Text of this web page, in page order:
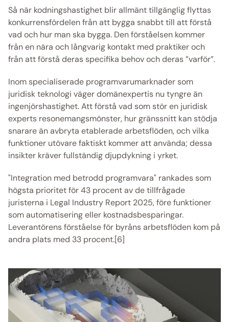
Så när kodningshastighet blir allmänt tillgänglig flyttas
konkurrensfördelen från att bygga snabbt till att förstå
vad och hur man ska bygga. Den förståelsen kommer
från en nära och långvarig kontakt med praktiker och
från att förstå deras specifika behov och deras ”varför”.
Inom specialiserade programvarumarknader som
juridisk teknologi väger domänexpertis nu tyngre än
ingenjörshastighet. Att förstå vad som stör en juridisk
experts resonemangsmönster, hur gränssnitt kan stödja
snarare än avbryta etablerade arbetsflöden, och vilka
funktioner utövare faktiskt kommer att använda; dessa
insikter kräver fullständig djupdykning i yrket.
"Integration med betrodd programvara" rankades som
högsta prioritet för 43 procent av de tillfrågade
juristerna i Legal Industry Report 2025, före funktioner
som automatisering eller kostnadsbesparingar.
Leverantörens förståelse för byråns arbetsflöden kom på
andra plats med 33 procent.[6]